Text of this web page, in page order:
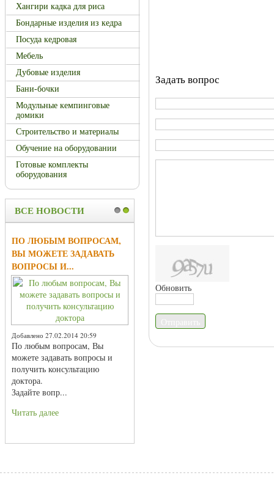
Хангири кадка для риса
Бондарные изделия из кедра
Посуда кедровая
Мебель
Дубовые изделия
Бани-бочки
Модульные кемпинговые
домики
Строительство и материалы
Обучение на оборудовании
Готовые комплекты
оборудования
1 2
ВСЕ НОВОСТИ
ПО ЛЮБЫМ ВОПРОСАМ,
ВЫ МОЖЕТЕ ЗАДАВАТЬ
ВОПРОСЫ И...
Добавлено 27.02.2014 20:59
По любым вопросам, Вы
можете задавать вопросы и
получить консультацию
доктора.
Задайте вопр...
Читать далее
Задать вопрос
Обновить